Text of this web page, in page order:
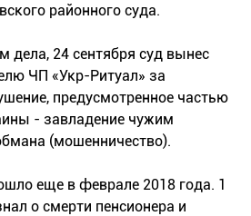
районного суда.
дела, 24 сентября суд вынес
ЧП «Укр-Ритуал» за
предусмотренное частью
- завладение чужим
(мошенничество).
еще в феврале 2018 года. 1
о смерти пенсионера и